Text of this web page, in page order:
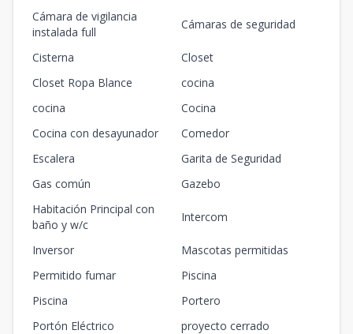
Cámara de vigilancia
instalada full
Cámaras de seguridad
Cisterna
Closet
Closet Ropa Blance
cocina
cocina
Cocina
Cocina con desayunador
Comedor
Escalera
Garita de Seguridad
Gas común
Gazebo
Habitación Principal con
baño y w/c
Intercom
Inversor
Mascotas permitidas
Permitido fumar
Piscina
Piscina
Portero
Portón Eléctrico
proyecto cerrado